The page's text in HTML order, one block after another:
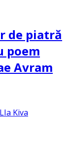
de piatră
poem
Avram
LIa Kiva